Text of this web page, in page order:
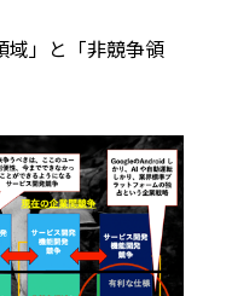
域」と「非競争領